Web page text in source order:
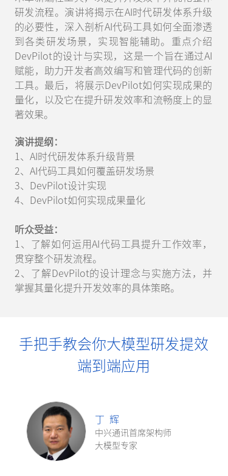
研发流程。演讲将揭示在AI时代研发体系升级
的必要性，深入剖析AI代码工具如何全面渗透
到各类研发场景，实现智能辅助。重点介绍
DevPilot的设计与实现，这是一个旨在通过AI
赋能，助力开发者高效编写和管理代码的创新
工具。最后，将展示DevPilot如何实现成果的
量化，以及它在提升研发效率和流畅度上的显
著效果。
演讲提纲：
1、AI时代研发体系升级背景
2、AI代码工具如何覆盖研发场景
3、DevPilot设计实现
4、DevPilot如何实现成果量化
听众受益：
1、了解如何运用AI代码工具提升工作效率，
贯穿整个研发流程。
2、了解DevPilot的设计理念与实施方法，并
掌握其量化提升开发效率的具体策略。
丁 辉
中兴通讯首席架构师
大模型专家
手把手教会你大模型研发提效
端到端应用